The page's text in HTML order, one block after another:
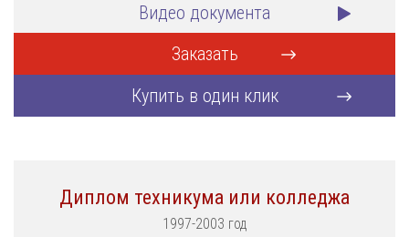
Видео документа
Заказать
Купить в один клик
Диплом техникума или колледжа
1997-2003 год